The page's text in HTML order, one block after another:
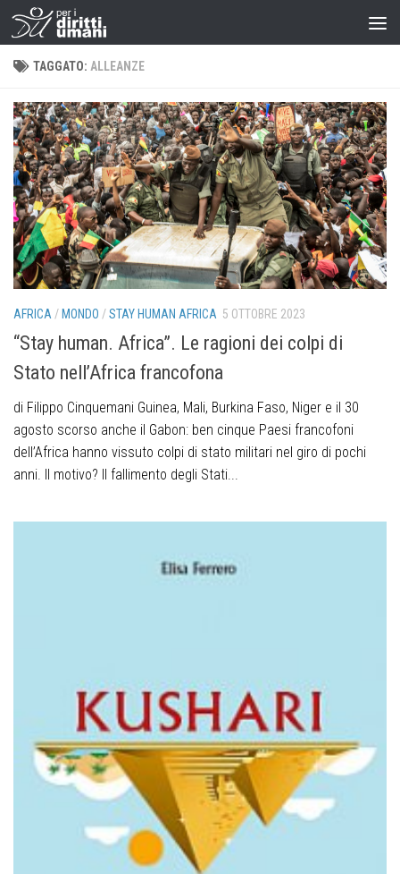
TAGGATO: ALLEANZE
AFRICA / MONDO /STAY HUMAN AFRICA 5 OTTOBRE 2023
“Stay human. Africa”. Le ragioni dei colpi di
Stato nell’Africa francofona
di Filippo Cinquemani Guinea, Mali, Burkina Faso, Niger e il 30
agosto scorso anche il Gabon: ben cinque Paesi francofoni
dell’Africa hanno vissuto colpi di stato militari nel giro di pochi
anni. Il motivo? Il fallimento degli Stati...